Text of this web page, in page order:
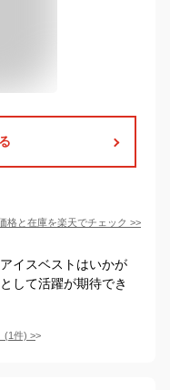
格と在庫を楽天でチェック >>
イスベストはいかが
して活躍が期待でき
(1件) >